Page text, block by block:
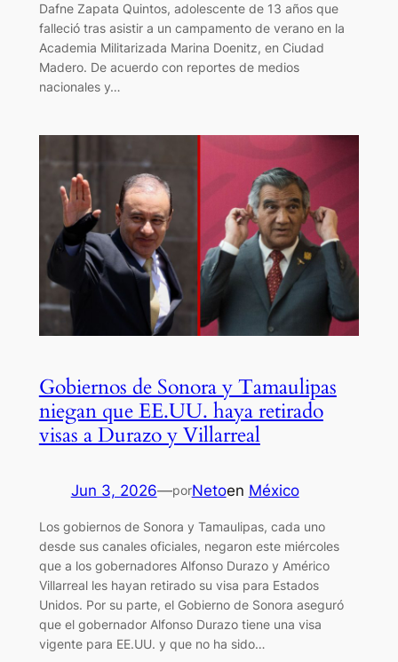
Dafne Zapata Quintos, adolescente de 13 años que
falleció tras asistir a un campamento de verano en la
Academia Militarizada Marina Doenitz, en Ciudad
Madero. De acuerdo con reportes de medios
nacionales y…
Gobiernos de Sonora y Tamaulipas
niegan que EE.UU. haya retirado
visas a Durazo y Villarreal
Jun 3, 2026—porNetoen México
Los gobiernos de Sonora y Tamaulipas, cada uno
desde sus canales oficiales, negaron este miércoles
que a los gobernadores Alfonso Durazo y Américo
Villarreal les hayan retirado su visa para Estados
Unidos. Por su parte, el Gobierno de Sonora aseguró
que el gobernador Alfonso Durazo tiene una visa
vigente para EE.UU. y que no ha sido…